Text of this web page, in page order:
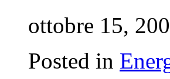
ottobre 15,
Posted in